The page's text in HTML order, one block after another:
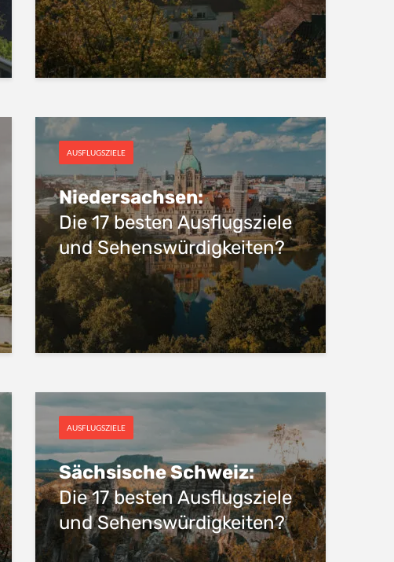
AUSFLUGSZIELE
Niedersachsen:
Die 17 besten Ausflugsziele
und Sehenswürdigkeiten?
AUSFLUGSZIELE
Sächsische Schweiz:
Die 17 besten Ausflugsziele
und Sehenswürdigkeiten?